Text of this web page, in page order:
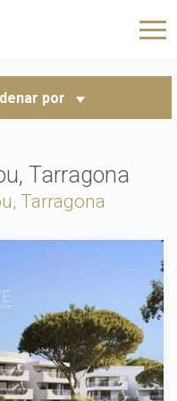
por
Tarragona
Tarragona